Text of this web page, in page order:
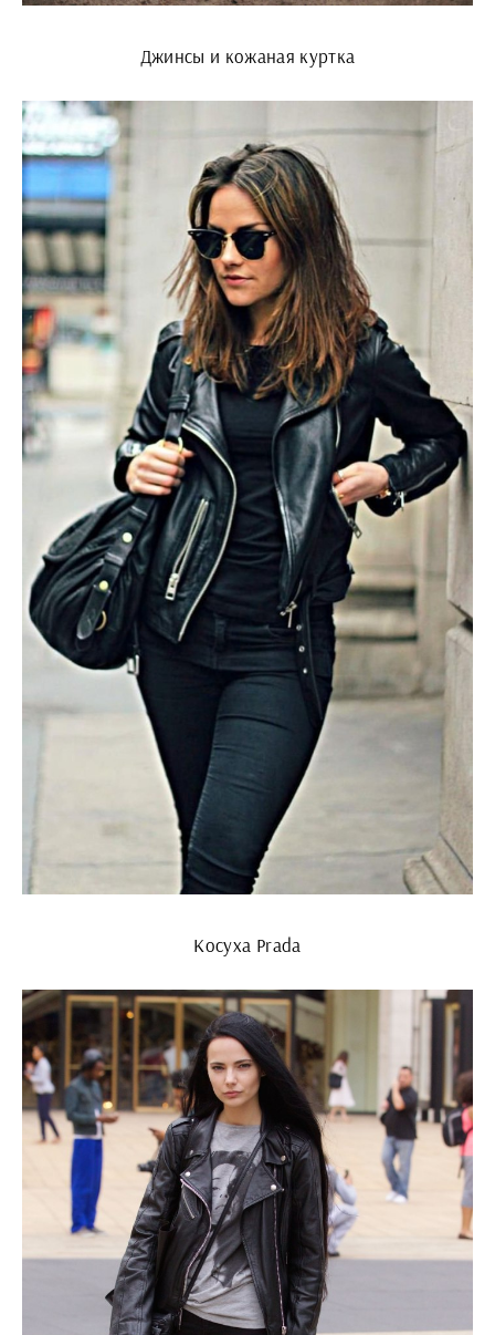
Джинсы и кожаная куртка
Косуха Prada